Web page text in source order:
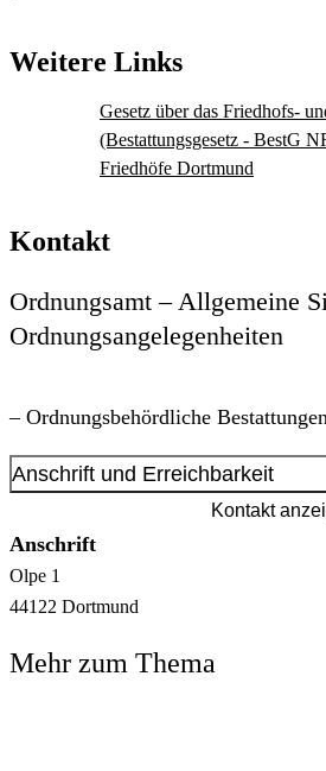
Weitere Links
Gesetz über das Friedhofs-
(Bestattungsgesetz - BestG
Friedhöfe Dortmund
Kontakt
Ordnungsamt – Allgemeine
Ordnungsangelegenheiten
– Ordnungsbehördliche
Anschrift und Erreichbarkeit
Kontakt
Anschrift
Olpe 1
44122 Dortmund
Mehr zum Thema